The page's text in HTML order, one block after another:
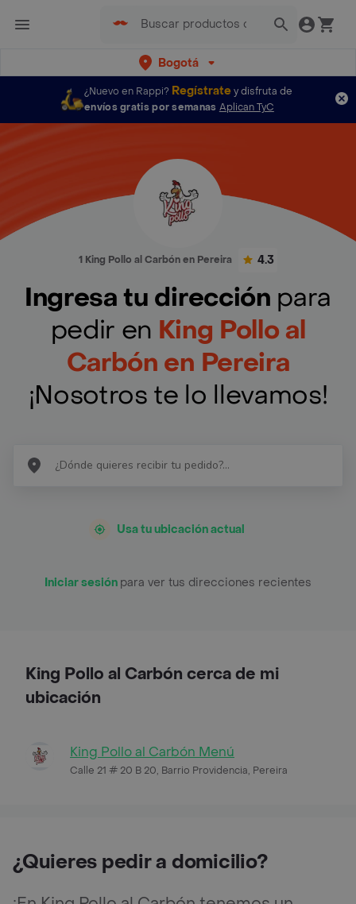
Bogotá
¿Nuevo en Rappi? Regístratey disfruta de
envíos gratis por semanas Aplican TyC
1 King Pollo al Carbón en Pereira 4.3
Ingresa tu dirección para
pedir en King Pollo al
Carbón en Pereira
¡Nosotros te lo llevamos!
Usa tu ubicación actual
Iniciar sesión para ver tus direcciones recientes
King Pollo al Carbón cerca de mi
ubicación
King Pollo al Carbón Menú
Calle 21 # 20 B 20, Barrio Providencia, Pereira
¿Quieres pedir a domicilio?